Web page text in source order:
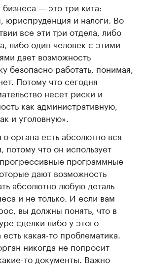
— это три кита:
юриспруденция и налоги. Во
все эти три отдела, либо
либо один человек с этими
дает возможность
безопасно работать, понимая,
Потому что сегодня
несет риски и
как административную,
и уголовную».
органа есть абсолютно вся
потому что он использует
программные
дают возможность
абсолютно любую деталь
и не только. И если вам
вы должны понять, что в
сделки либо у этого
есть какая-то проблематика.
никогда не попросит
то документы. Важно